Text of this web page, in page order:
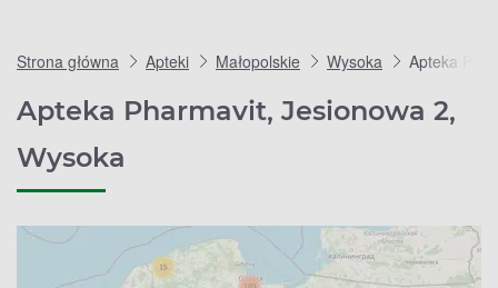
Strona główna Apteki Małopolskie Wysoka Apteka
Apteka Pharmavit, Jesionowa 2,
Wysoka